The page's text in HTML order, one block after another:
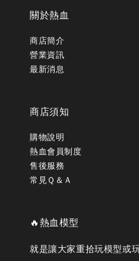
關於熱血
商店簡介
營業資訊
最新消息
商店須知
購物說明
熱血會員制度
售後服務
常見Ｑ＆Ａ
🔥熱血模型
就是讓大家重拾玩模型或